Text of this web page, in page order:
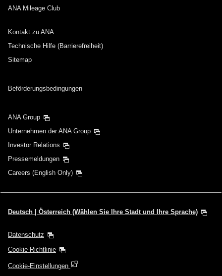
ANA Mileage Club
Kontakt zu ANA
Technische Hilfe (Barrierefreiheit)
Sitemap
Beförderungsbedingungen
ANA Group
Unternehmen der ANA Group
Investor Relations
Pressemeldungen
Careers (English Only)
Deutsch | Österreich (Wählen Sie Ihre Stadt und Ihre Sprache)
Datenschutz
Cookie-Richtlinie
Cookie-Einstellungen